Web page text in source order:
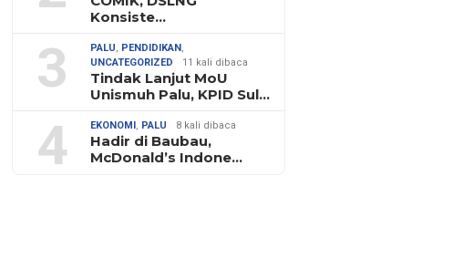
Konsiste…
3 PALU, PENDIDIKAN ,
UNCATEGORIZED
11 kali dibaca
Tindak Lanjut MoU
Unismuh Palu, KPID Sul…
4 EKONOMI , PALU 8 kali dibaca
Hadir di Baubau,
McDonald’s Indone…